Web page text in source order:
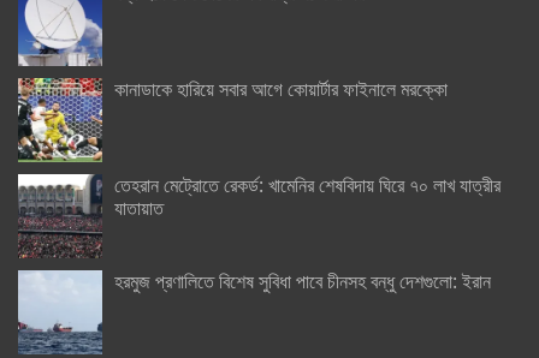
কানাডাকে হারিয়ে সবার আগে কোয়ার্টার ফাইনালে মরক্কো
তেহরান মেট্রোতে রেকর্ড: খামেনির শেষবিদায় ঘিরে ৭০ লাখ যাত্রীর
যাতায়াত
হরমুজ প্রণালিতে বিশেষ সুবিধা পাবে চীনসহ বন্ধু দেশগুলো: ইরান